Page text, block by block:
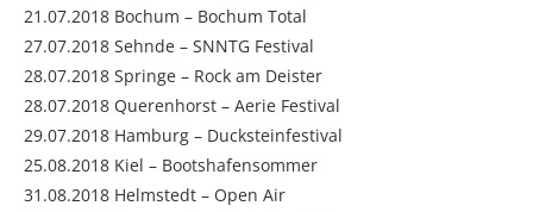
21.07.2018 Bochum – Bochum Total
27.07.2018 Sehnde – SNNTG Festival
28.07.2018 Springe – Rock am Deister
28.07.2018 Querenhorst – Aerie Festival
29.07.2018 Hamburg – Ducksteinfestival
25.08.2018 Kiel – Bootshafensommer
31.08.2018 Helmstedt – Open Air